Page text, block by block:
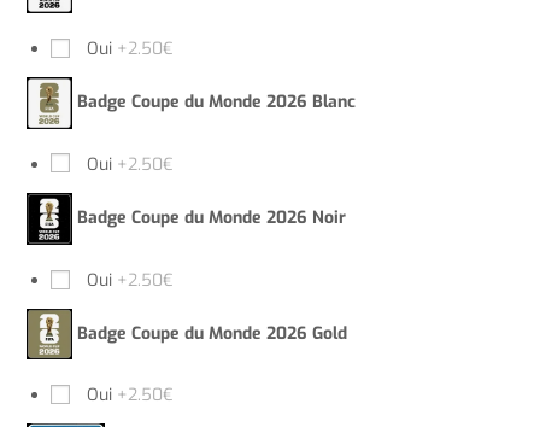
Oui +2.50€
Badge Coupe du Monde 2026 Blanc
Oui +2.50€
Badge Coupe du Monde 2026 Noir
Oui +2.50€
Badge Coupe du Monde 2026 Gold
Oui +2.50€